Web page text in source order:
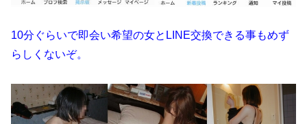
10分ぐらいで即会い希望の女とLINE交換できる事もめず
らしくないぞ。